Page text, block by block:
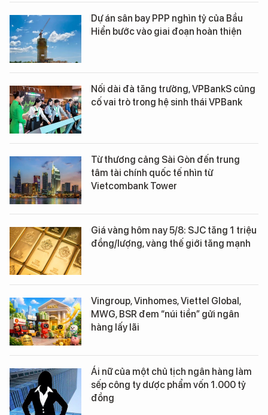
Dự án sân bay PPP nghìn tỷ của Bầu
Hiển bước vào giai đoạn hoàn thiện
Nối dài đà tăng trưởng, VPBankS củng
cố vai trò trong hệ sinh thái VPBank
Từ thương cảng Sài Gòn đến trung
tâm tài chính quốc tế nhìn từ
Vietcombank Tower
Giá vàng hôm nay 5/8: SJC tăng 1 triệu
đồng/lượng, vàng thế giới tăng mạnh
Vingroup, Vinhomes, Viettel Global,
MWG, BSR đem “núi tiền” gửi ngân
hàng lấy lãi
Ái nữ của một chủ tịch ngân hàng làm
sếp công ty dược phẩm vốn 1.000 tỷ
đồng